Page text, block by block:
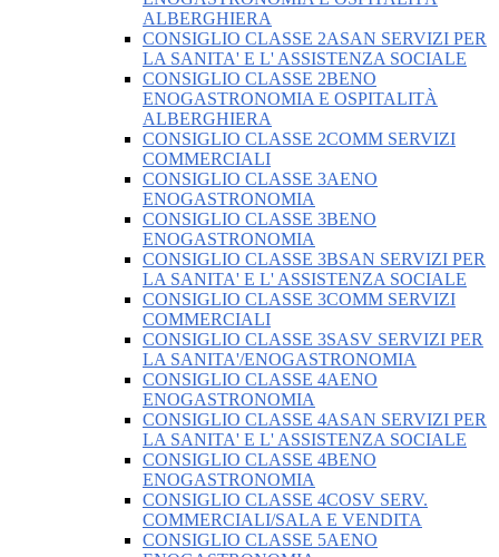
ALBERGHIERA
CONSIGLIO CLASSE 2ASAN SERVIZI PER
LA SANITA' E L' ASSISTENZA SOCIALE
CONSIGLIO CLASSE 2BENO
ENOGASTRONOMIA E OSPITALITÀ
ALBERGHIERA
CONSIGLIO CLASSE 2COMM SERVIZI
COMMERCIALI
CONSIGLIO CLASSE 3AENO
ENOGASTRONOMIA
CONSIGLIO CLASSE 3BENO
ENOGASTRONOMIA
CONSIGLIO CLASSE 3BSAN SERVIZI PER
LA SANITA' E L' ASSISTENZA SOCIALE
CONSIGLIO CLASSE 3COMM SERVIZI
COMMERCIALI
CONSIGLIO CLASSE 3SASV SERVIZI PER
LA SANITA'/ENOGASTRONOMIA
CONSIGLIO CLASSE 4AENO
ENOGASTRONOMIA
CONSIGLIO CLASSE 4ASAN SERVIZI PER
LA SANITA' E L' ASSISTENZA SOCIALE
CONSIGLIO CLASSE 4BENO
ENOGASTRONOMIA
CONSIGLIO CLASSE 4COSV SERV.
COMMERCIALI/SALA E VENDITA
CONSIGLIO CLASSE 5AENO